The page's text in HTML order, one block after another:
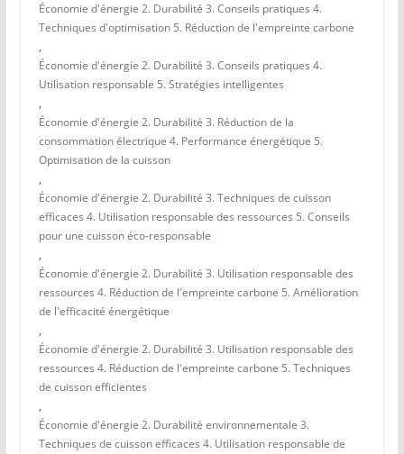
Économie d'énergie 2. Durabilité 3. Conseils pratiques 4.
Techniques d'optimisation 5. Réduction de l'empreinte carbone
,
Économie d'énergie 2. Durabilité 3. Conseils pratiques 4.
Utilisation responsable 5. Stratégies intelligentes
,
Économie d'énergie 2. Durabilité 3. Réduction de la
consommation électrique 4. Performance énergétique 5.
Optimisation de la cuisson
,
Économie d'énergie 2. Durabilité 3. Techniques de cuisson
efficaces 4. Utilisation responsable des ressources 5. Conseils
pour une cuisson éco-responsable
,
Économie d'énergie 2. Durabilité 3. Utilisation responsable des
ressources 4. Réduction de l'empreinte carbone 5. Amélioration
de l'efficacité énergétique
,
Économie d'énergie 2. Durabilité 3. Utilisation responsable des
ressources 4. Réduction de l'empreinte carbone 5. Techniques
de cuisson efficientes
,
Économie d'énergie 2. Durabilité environnementale 3.
Techniques de cuisson efficaces 4. Utilisation responsable de